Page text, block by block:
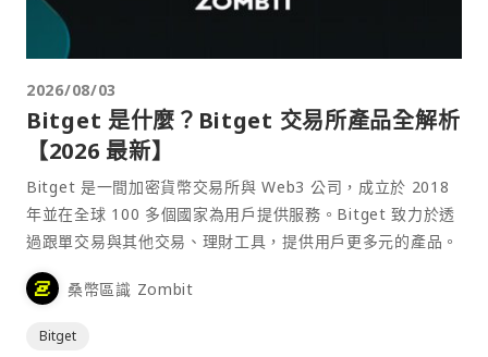
2026/08/03
Bitget 是什麼？Bitget 交易所產品全解析
【2026 最新】
Bitget 是一間加密貨幣交易所與 Web3 公司，成立於 2018
年並在全球 100 多個國家為用戶提供服務。Bitget 致力於透
過跟單交易與其他交易、理財工具，提供用戶更多元的產品。
桑幣區識 Zombit
Bitget